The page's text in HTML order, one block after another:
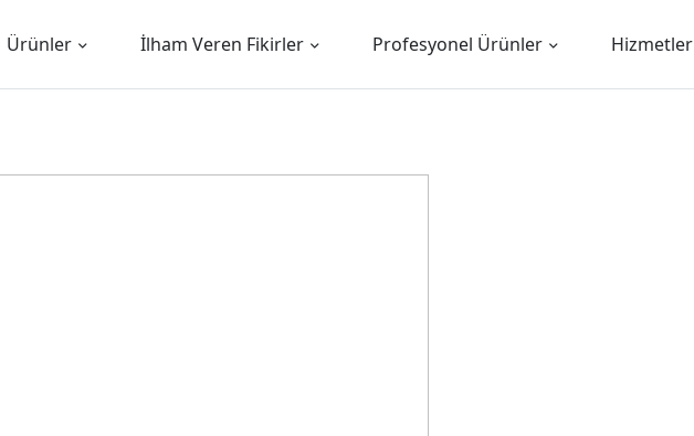
Ürünler İlham Veren Fikirler Profesyonel Ürünler Hizmetler